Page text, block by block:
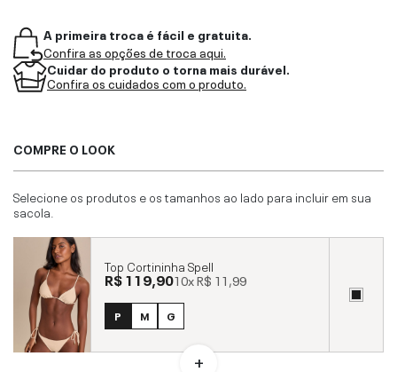
A primeira troca é fácil e gratuita.
Confira as opções de troca aqui.
Cuidar do produto o torna mais durável.
Confira os cuidados com o produto.
COMPRE O LOOK
Selecione os produtos e os tamanhos ao lado para incluir em sua
sacola.
Top Cortininha Spell
R$ 119,9010xR$ 11,99
P M G